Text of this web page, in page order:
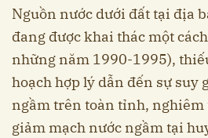
Nguồn nước dưới đất tại địa
đang được khai thác một
những năm 1990-1995),
hoạch hợp lý dẫn đến sự suy
ngầm trên toàn tỉnh, nghiêm
giảm mạch nước ngầm tại